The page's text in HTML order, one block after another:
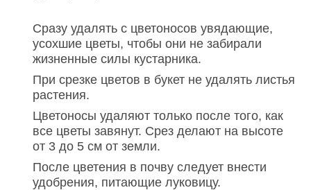
Сразу удалять с цветоносов увядающие,
усохшие цветы, чтобы они не забирали
жизненные силы кустарника.
При срезке цветов в букет не удалять листья
растения.
Цветоносы удаляют только после того, как
все цветы завянут. Срез делают на высоте
от 3 до 5 см от земли.
После цветения в почву следует внести
удобрения, питающие луковицу.